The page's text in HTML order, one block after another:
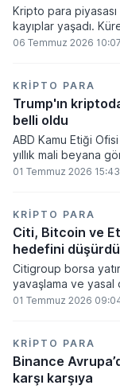
Kripto para piyasası
kayıplar yaşadı.
baskısı ve artan faiz
06 Temmuz 2026 10:07
KRIPTO PARA
Trump'ın
belli oldu
ABD Kamu Etiği
yıllık mali beyana
kripto para ve
01 Temmuz 2026 15:43
KRIPTO PARA
Citi, Bitcoin ve
hedefini düşürdü
Citigroup borsa
yavaşlama ve yasal
beklentilerinin
01 Temmuz 2026
KRIPTO PARA
Binance
karşı karşıya